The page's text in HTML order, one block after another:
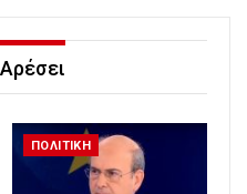
ΠΟΛΙΤΙΚΗ